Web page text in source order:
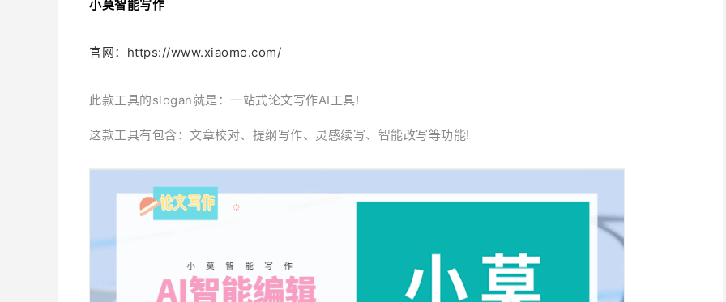
小莫智能写作
官网：https://www.xiaomo.com/
此款工具的slogan就是：一站式论文写作AI工具!
这款工具有包含：文章校对、提纲写作、灵感续写、智能改写等功能!